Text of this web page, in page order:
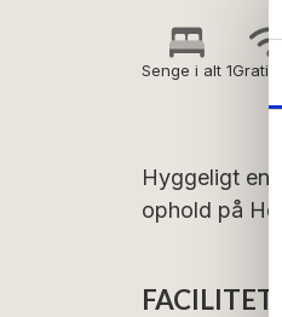
Senge i alt 1Gratis
Hyggeligt
ophold på